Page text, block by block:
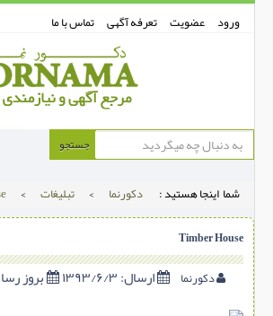
ورود عضویت تعرفه آگهی تماس با ما
دکورنما
دیوارپوش
دکوراسیون داخلی
درب و پنجره
جستجو
شما اینجا هستید : دکورنما > تبلیغات >
Timber House
دکورنما ارسال:۱۳۹۳/۶/۳ بروز